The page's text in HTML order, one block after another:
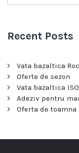
Recent Posts
Vata bazaltica
Oferte de sezon
Vata bazaltica
Adeziv pentru
Oferta de toamna